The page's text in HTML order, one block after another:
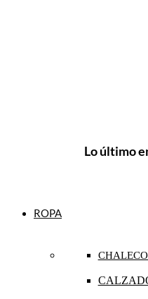
Lo último
ROPA